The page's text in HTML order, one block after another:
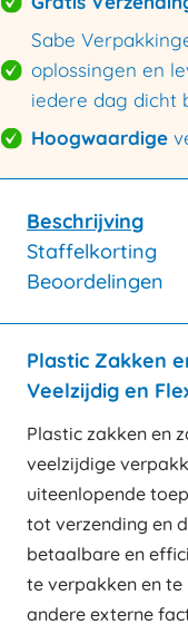
Sabe
oplossingen en
iedere dag dicht
Hoogwaardige
Beschrijving
Staffelkorting
Beoordelingen
Plastic Zakken
Veelzijdig en
Plastic zakken en
veelzijdige
uiteenlopende
tot verzending en
betaalbare en
te verpakken en
andere externe